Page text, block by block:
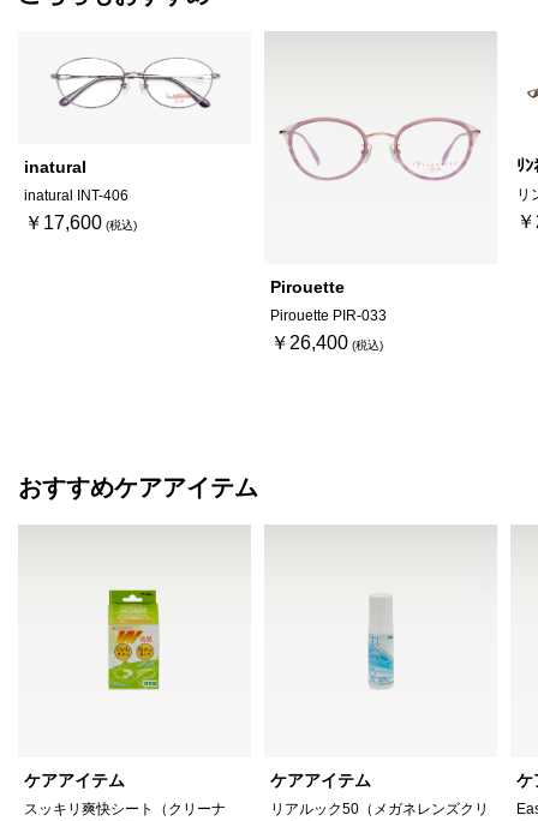
inatural
inatural INT-406
￥17,600
Pirouette
Pirouette PIR-033
￥26,400
ﾘﾝ
リ
おすすめケアアイテム
ケアアイテム
スッキリ爽快シート（クリーナ
ケアアイテム
リアルック50（メガネレンズクリ
ケ